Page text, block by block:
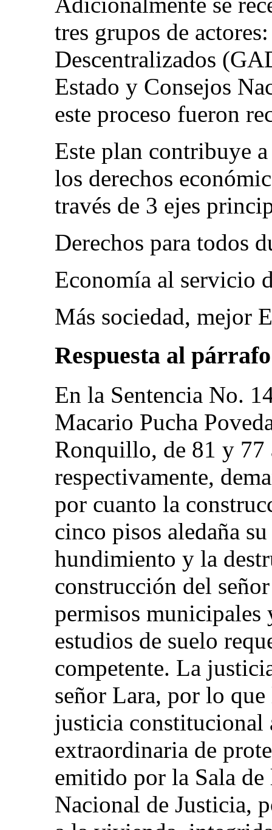
tres grupos de
Descentralizados
Estado y Consejos
este proceso fueron
Este plan contribuye
los derechos
través de 3 ejes
Derechos para todos
Economía al servicio
Más sociedad, mejor
Respuesta al
En la Sentencia No.
Macario Pucha
Ronquillo, de 81 y 77
respectivamente,
por cuanto la
cinco pisos aledaña
hundimiento y la
construcción del
permisos municipales
estudios de suelo
competente. La
señor Lara, por lo
justicia constitucional
extraordinaria de
emitido por la Sala
Nacional de Justicia,